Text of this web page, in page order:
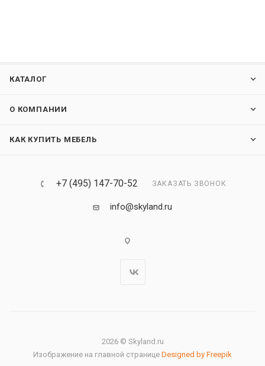
КАТАЛОГ
О КОМПАНИИ
КАК КУПИТЬ МЕБЕЛЬ
+7 (495) 147-70-52 ЗАКАЗАТЬ ЗВОНОК
info@skyland.ru
2026 © Skyland.ru
Изображение на главной странице Designed by Freepik